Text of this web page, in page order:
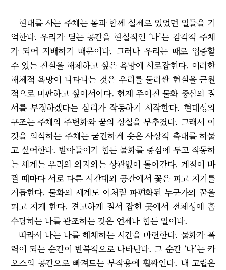
현대를 사는 주체는 몸과 함께 실제로 있었던 일들을 기
억한다. 우리가 딛는 공간을 현실적인 ‘나’는 감각적 주체
가 되어 지배하기 때문이다. 그러나 우리는 때로 입증할
수 있는 진실을 해체하고 싶은 욕망에 사로잡힌다. 이러한
해체적 욕망이 나타나는 것은 우리를 둘러싼 현실을 근원
적으로 비판하고 싶어서이다. 현재 주어진 물화 중심의 질
서를 부정하겠다는 심리가 작동하기 시작한다. 현대성의
구조는 주체의 주변화와 꿈의 상실을 부추겼다. 그래서 이
것을 의식하는 주체는 굳건하게 솟은 사상적 축대를 허물
고 싶어한다. 받아들이기 힘든 물화를 중심에 두고 작동하
는 세계는 우리의 의지와는 상관없이 돌아간다. 계절이 바
뀔 때마다 서로 다른 시간대와 공간에서 꽃은 피고 지기를
거듭한다. 물화의 세계도 이처럼 파편화된 누군가의 꿈을
피고 지게 한다. 견고하게 질서 잡힌 곳에서 전체성에 흡
수당하는 나를 관조하는 것은 언제나 힘든 일이다.
따라서 나는 나를 해체하는 시간을 마련한다. 물화가 폭
력이 되는 순간이 반복적으로 나타난다. 그 순간 ‘나’는 카
오스의 공간으로 빠져드는 부작용에 휩싸인다. 내 고립은